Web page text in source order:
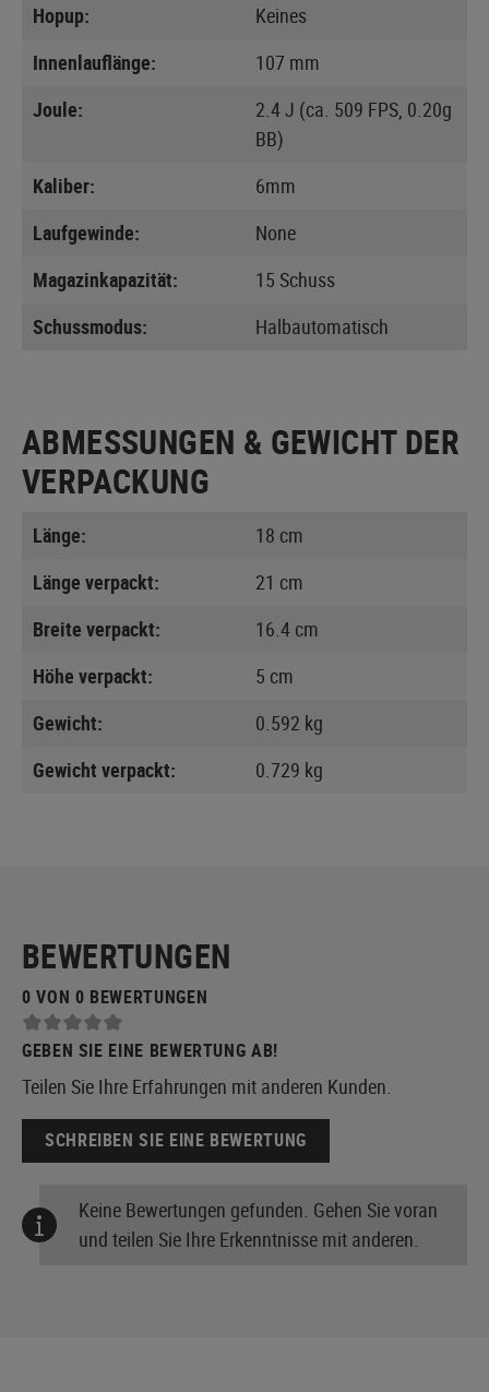
Hopup:
Keines
Innenlauflänge:
107 mm
Joule:
2.4 J (ca. 509 FPS, 0.20g
BB)
Kaliber:
6mm
Laufgewinde:
None
Magazinkapazität:
15 Schuss
Schussmodus:
Halbautomatisch
ABMESSUNGEN & GEWICHT DER
VERPACKUNG
Länge:
18 cm
Länge verpackt:
21 cm
Breite verpackt:
16.4 cm
Höhe verpackt:
5 cm
Gewicht:
0.592 kg
Gewicht verpackt:
0.729 kg
BEWERTUNGEN
0 VON 0 BEWERTUNGEN
GEBEN SIE EINE BEWERTUNG AB!
Teilen Sie Ihre Erfahrungen mit anderen Kunden.
SCHREIBEN SIE EINE BEWERTUNG
Keine Bewertungen gefunden. Gehen Sie voran
und teilen Sie Ihre Erkenntnisse mit anderen.